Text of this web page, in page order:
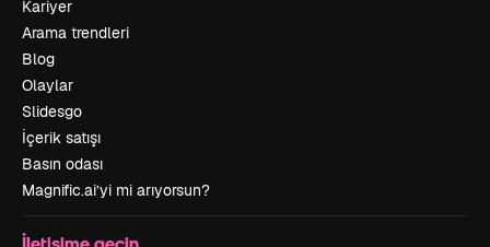
Kariyer
Arama trendleri
Blog
Olaylar
Slidesgo
İçerik satışı
Basın odası
Magnific.ai’yi mi arıyorsun?